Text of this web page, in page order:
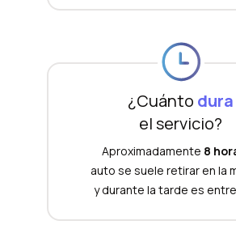
¿Cuánto dura
el servicio?
Aproximadamente 8
auto se suele retirar en la
y durante la tarde es